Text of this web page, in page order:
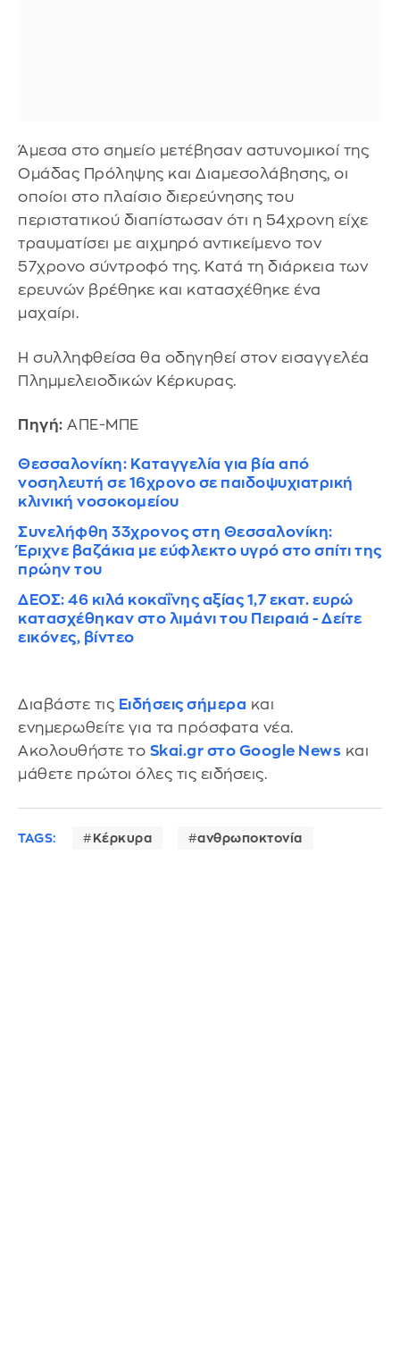
Άμεσα στο σημείο μετέβησαν αστυνομικοί της
Ομάδας Πρόληψης και Διαμεσολάβησης, οι
οποίοι στο πλαίσιο διερεύνησης του
περιστατικού διαπίστωσαν ότι η 54χρονη είχε
τραυματίσει με αιχμηρό αντικείμενο τον
57χρονο σύντροφό της. Κατά τη διάρκεια των
ερευνών βρέθηκε και κατασχέθηκε ένα
μαχαίρι.
Η συλληφθείσα θα οδηγηθεί στον εισαγγελέα
Πλημμελειοδικών Κέρκυρας.
Πηγή: ΑΠΕ-ΜΠΕ
Θεσσαλονίκη: Καταγγελία για βία από
νοσηλευτή σε 16χρονο σε παιδοψυχιατρική
κλινική νοσοκομείου
Συνελήφθη 33χρονος στη Θεσσαλονίκη:
Έριχνε βαζάκια με εύφλεκτο υγρό στο σπίτι της
πρώην του
ΔΕΟΣ: 46 κιλά κοκαΐνης αξίας 1,7 εκατ. ευρώ
κατασχέθηκαν στο λιμάνι του Πειραιά - Δείτε
εικόνες, βίντεο
Διαβάστε τις Ειδήσεις σήμερα και
ενημερωθείτε για τα πρόσφατα νέα.
Ακολουθήστε το Skai.gr στο Google News και
μάθετε πρώτοι όλες τις ειδήσεις.
TAGS: Κέρκυρα ανθρωποκτονία